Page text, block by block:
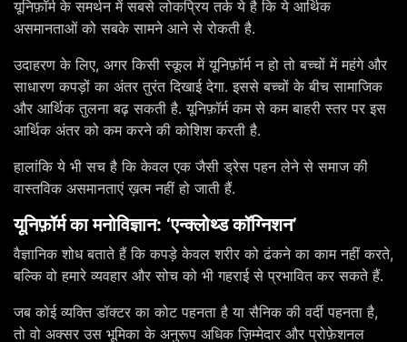
यूनिफ़ॉर्म के समर्थन में सबसे लोकप्रिय तर्क ये है कि ये आर्थिक
असमानताओं को सबके सामने आने से रोकती है.
उदाहरण के लिए, अगर किसी स्कूल में यूनिफ़ॉर्म न हो तो बच्चों में महंगे और
साधारण कपड़ों का अंतर तुरंत दिखाई देगा. इससे बच्चों के बीच सामाजिक
और आर्थिक तुलना बढ़ सकती है. यूनिफ़ॉर्म कम से कम बाहरी स्तर पर इस
आर्थिक अंतर को कम करने की कोशिश करती है.
हालांकि ये भी सच है कि केवल एक जैसी ड्रेस पहन लेने से समाज की
वास्तविक असमानताएं ख़त्म नहीं हो जाती हैं.
यूनिफ़ॉर्म का मनोविज्ञान: ‘एन्क्लोथ्ड कॉग्निशन’
वैज्ञानिक शोध बताते हैं कि कपड़े केवल शरीर को ढंकने का काम नहीं करते,
बल्कि वो हमारे व्यवहार और सोच को भी गहराई से प्रभावित कर सकते हैं.
जब कोई व्यक्ति डॉक्टर का कोट पहनता है या सैनिक की वर्दी पहनता है,
तो वो अक्सर उस भूमिका के अनुरूप अधिक ज़िम्मेदार और प्रोफ़ेशनल